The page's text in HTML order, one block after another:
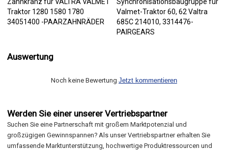
Traktor 1280 1580 1780
34051400 -PAARZAHNRÄDER
Valmet-Traktor 60, 62 Valtra
685C 214010, 3314476-
PAIRGEARS
Auswertung
Noch keine Bewertung Jetzt kommentieren
Werden Sie einer unserer Vertriebspartner
Suchen Sie eine Partnerschaft mit großem Marktpotenzial und
großzügigen Gewinnspannen? Als unser Vertriebspartner erhalten Sie
umfassende Marktunterstützung, hochwertige Produktressourcen und